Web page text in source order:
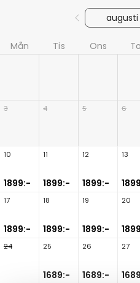
augusti
Mån Tis Ons
3 4 5 6
10
1899:-
11
1899:-
12
1899:-
13
17
1899:-
18
1899:-
19
1899:-
20
24 25
1689:-
26
1689:-
27